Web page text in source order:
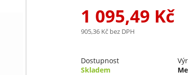
1 095,49 Kč
905,36 Kč bez DPH
Dostupnost
Skladem